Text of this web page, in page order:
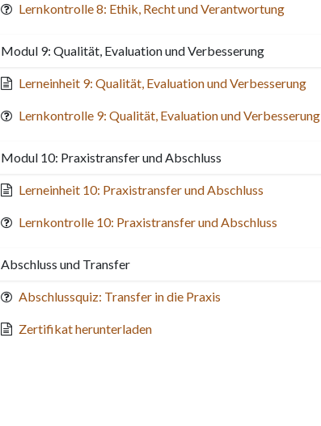
Lernkontrolle 8: Ethik, Recht und Verantwortung
Modul 9: Qualität, Evaluation und Verbesserung
Lerneinheit 9: Qualität, Evaluation und Verbesserung
Lernkontrolle 9: Qualität, Evaluation und Verbesserung
Modul 10: Praxistransfer und Abschluss
Lerneinheit 10: Praxistransfer und Abschluss
Lernkontrolle 10: Praxistransfer und Abschluss
Abschluss und Transfer
Abschlussquiz: Transfer in die Praxis
Zertifikat herunterladen